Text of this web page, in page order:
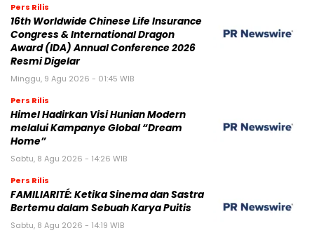
Pers Rilis
16th Worldwide Chinese Life Insurance
Congress & International Dragon
Award (IDA) Annual Conference 2026
Resmi Digelar
Minggu, 9 Agu 2026 - 01:45 WIB
Pers Rilis
Himel Hadirkan Visi Hunian Modern
melalui Kampanye Global “Dream
Home”
Sabtu, 8 Agu 2026 - 14:26 WIB
Pers Rilis
FAMILIARITÉ: Ketika Sinema dan Sastra
Bertemu dalam Sebuah Karya Puitis
Sabtu, 8 Agu 2026 - 14:19 WIB